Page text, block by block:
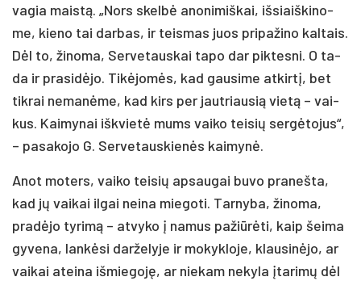
va­gia mais­tą. „Nors skel­bė ano­ni­miš­kai, iš­siaiš­ki­no­
me, kie­no tai dar­bas, ir teis­mas juos pri­pa­ži­no kal­tais.
Dėl to, ži­no­ma, Ser­ve­taus­kai ta­po dar pik­tes­ni. O ta­
da ir pra­si­dė­jo. Ti­kė­jo­mės, kad gau­si­me at­kir­tį, bet
tik­rai ne­ma­nė­me, kad kirs per jaut­riau­sią vie­tą – vai­
kus. Kai­my­nai iš­kvie­tė mums vai­ko tei­sių ser­gė­to­jus“,
– pa­sa­ko­jo G. Ser­ve­taus­kie­nės kai­my­nė.
Anot mo­ters, vai­ko tei­sių ap­sau­gai bu­vo pra­neš­ta,
kad jų vai­kai il­gai nei­na mie­go­ti. Tar­ny­ba, ži­no­ma,
pra­dė­jo ty­ri­mą – at­vy­ko į na­mus pa­žiū­rė­ti, kaip šei­ma
gy­ve­na, lan­kė­si dar­že­ly­je ir mo­kyk­lo­je, klau­si­nė­jo, ar
vai­kai atei­na iš­mie­go­ję, ar nie­kam ne­ky­la įta­ri­mų dėl